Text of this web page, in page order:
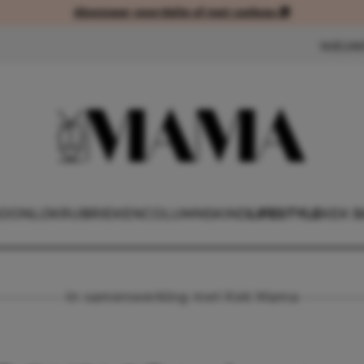
Abonneer voordelig of met cadeau 🎁
Abonneer voordelig of met